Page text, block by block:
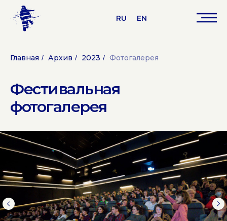
RU EN
Главная / Архив / 2023 / Фотогалерея
Фестивальная
фотогалерея